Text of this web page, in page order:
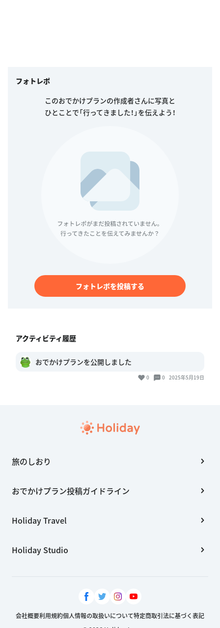
フォトレポ
このおでかけプランの作成者さんに写真と
ひとことで「行ってきました！」を伝えよう！
フォトレポを投稿する
アクティビティ履歴
おでかけプランを公開しました
0 0 2025年5月19日
旅のしおり
おでかけプラン投稿ガイドライン
Holiday Travel
Holiday Studio
会社概要利用規約個人情報の取扱いについて特定商取引法に基づく表記